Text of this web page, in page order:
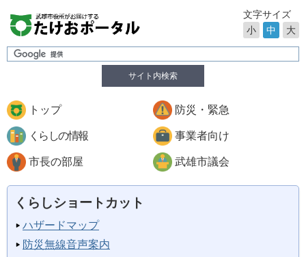
サイト内検索
文字サイズ
小
中 大
トップ 防災・緊急
くらしの情報 事業者向け
市長の部屋 武雄市議会
くらしショートカット
ハザードマップ
防災無線音声案内